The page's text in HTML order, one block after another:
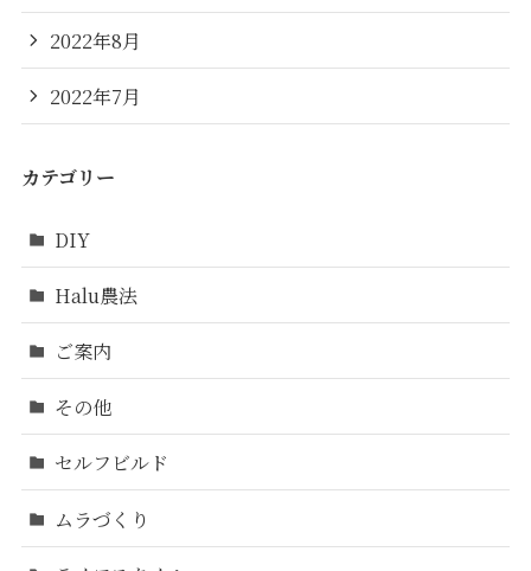
2022年8月
2022年7月
カテゴリー
DIY
Halu農法
ご案内
その他
セルフビルド
ムラづくり